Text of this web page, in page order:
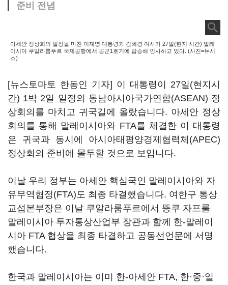
준비 전념
아세안 정상회의 일정을 마친 이재명 대통령과 김혜경 여사가 27일(현지 시간) 말레
이시아 쿠알라룸푸르 국제공항에서 공군1호기에 탑승해 인사하고 있다. (사진=뉴시
스)
[뉴스토마토 한동인 기자] 이 대통령이 27일(현지시
간) 1박 2일 일정의 동남아시아국가연합(ASEAN) 정
상회의를 마치고 귀국길에 올랐습니다. 아세안 정상
회의를 통해 말레이시아와 FTA를 체결한 이 대통령
은 귀국과 동시에 아시아태평양경제협력체(APEC)
정상회의 준비에 몰두할 것으로 보입니다.
이날 우리 정부는 아세안 핵심국인 말레이시아와 자
유무역협정(FTA)도 최종 타결했습니다. 여한구 통상
교섭본부장은 이날 쿠알라룸푸르에서 뜽쿠 자프룰
말레이시아 투자통상산업부 장관과 함께 한-말레이
시아 FTA 협상을 최종 타결하고 공동선언문에 서명
했습니다.
한국과 말레이시아는 이미 한-아세안 FTA, 한·중·일